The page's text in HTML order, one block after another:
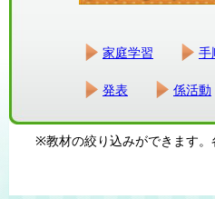
家庭学習 手
発表 係活動
※教材の絞り込みができます